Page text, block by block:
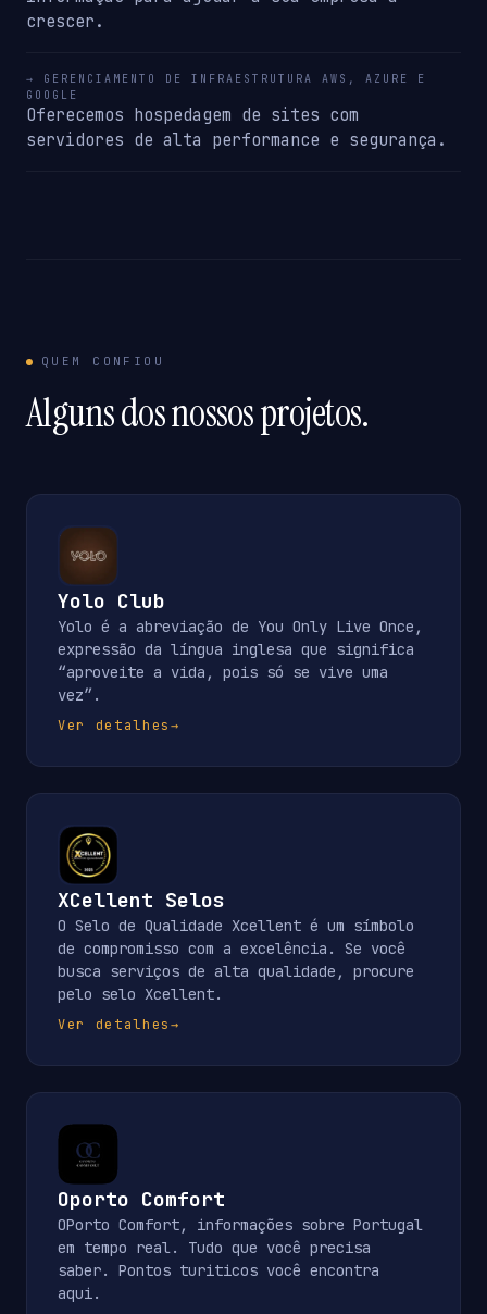
crescer.
→ GERENCIAMENTO DE INFRAESTRUTURA AWS, AZURE E
GOOGLE
Oferecemos hospedagem de sites com
servidores de alta performance e segurança.
QUEM CONFIOU
Alguns dos nossos projetos.
Yolo Club
Yolo é a abreviação de You Only Live Once,
expressão da língua inglesa que significa
“aproveite a vida, pois só se vive uma
vez”.
Ver detalhes→
XCellent Selos
O Selo de Qualidade Xcellent é um símbolo
de compromisso com a excelência. Se você
busca serviços de alta qualidade, procure
pelo selo Xcellent.
Ver detalhes→
Oporto Comfort
OPorto Comfort, informações sobre Portugal
em tempo real. Tudo que você precisa
saber. Pontos turiticos você encontra
aqui.